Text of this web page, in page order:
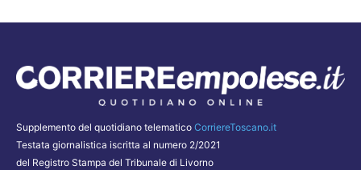
Supplemento del quotidiano telematico CorriereToscano.it
Testata giornalistica iscritta al numero 2/2021
del Registro Stampa del Tribunale di Livorno